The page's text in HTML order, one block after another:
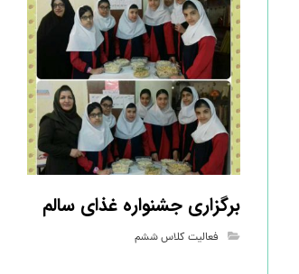
برگزاری جشنواره غذای سالم
فعالیت کلاس ششم